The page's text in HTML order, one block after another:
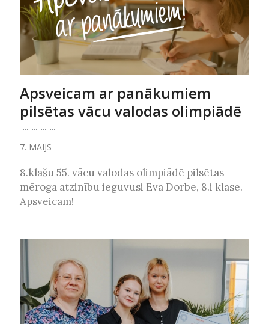
Apsveicam ar panākumiem
pilsētas vācu valodas olimpiādē
7. MAIJS
8.klašu 55. vācu valodas olimpiādē pilsētas
mērogā atzinību ieguvusi Eva Dorbe, 8.i klase.
Apsveicam!